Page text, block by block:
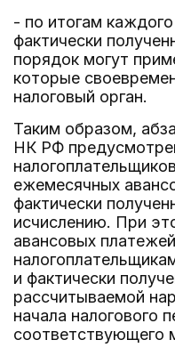
- по итогам
фактически
порядок могут
которые
налоговый орган.
Таким образом,
НК РФ
ежемесячных
фактически
исчислению. При
авансовых
и фактически
рассчитываемой
начала налогового
соответствующего